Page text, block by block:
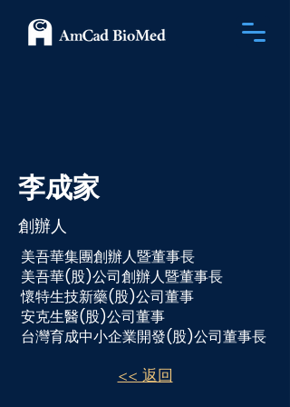
李成家
​創辦人
美吾華集團創辦人暨董事長
美吾華(股)公司創辦人暨董事長
懷特生技新藥(股)公司董事
安克生醫(股)公司董事
台灣育成中小企業開發(股)公司董事長
<< 返回